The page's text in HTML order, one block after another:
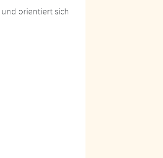
und orientiert sich